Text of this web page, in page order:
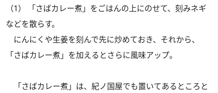
（1） 「さばカレー煮」をごはんの上にのせて、刻みネギ
などを散らす。
にんにくや生姜を刻んで先に炒めておき、それから、
「さばカレー煮」を加えるとさらに風味アップ。
「さばカレー煮」は、紀ノ国屋でも置いてあるところと